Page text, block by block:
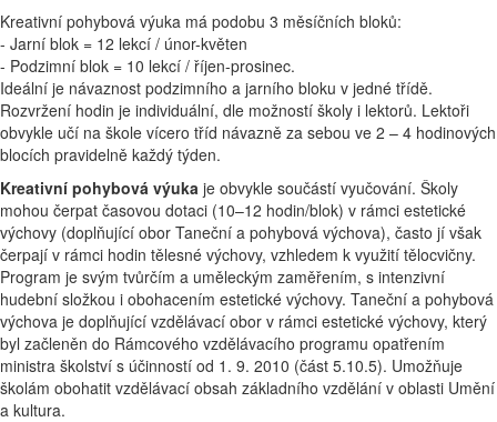
Kreativní pohybová výuka má podobu 3 měsíčních bloků:
- Jarní blok = 12 lekcí / únor-květen
- Podzimní blok = 10 lekcí / říjen-prosinec.
Ideální je návaznost podzimního a jarního bloku v jedné třídě.
Rozvržení hodin je individuální, dle možností školy i lektorů. Lektoři
obvykle učí na škole vícero tříd návazně za sebou ve 2 – 4 hodinových
blocích pravidelně každý týden.
Kreativní pohybová výuka je obvykle součástí vyučování. Školy
mohou čerpat časovou dotaci (10–12 hodin/blok) v rámci estetické
výchovy (doplňující obor Taneční a pohybová výchova), často jí však
čerpají v rámci hodin tělesné výchovy, vzhledem k využití tělocvičny.
Program je svým tvůrčím a uměleckým zaměřením, s intenzivní
hudební složkou i obohacením estetické výchovy. Taneční a pohybová
výchova je doplňující vzdělávací obor v rámci estetické výchovy, který
byl začleněn do Rámcového vzdělávacího programu opatřením
ministra školství s účinností od 1. 9. 2010 (část 5.10.5). Umožňuje
školám obohatit vzdělávací obsah základního vzdělání v oblasti Umění
a kultura.